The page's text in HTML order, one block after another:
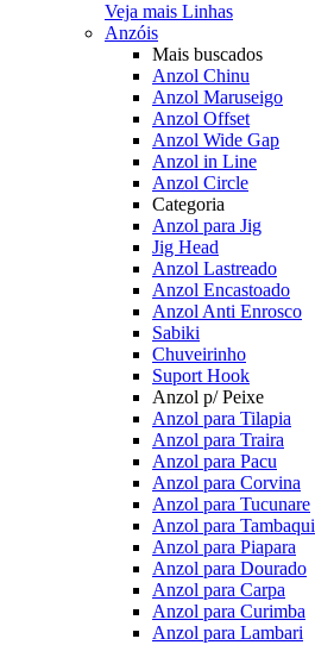
Veja mais Linhas
Anzóis
Mais buscados
Anzol Chinu
Anzol Maruseigo
Anzol Offset
Anzol Wide Gap
Anzol in Line
Anzol Circle
Categoria
Anzol para Jig
Jig Head
Anzol Lastreado
Anzol Encastoado
Anzol Anti Enrosco
Sabiki
Chuveirinho
Suport Hook
Anzol p/ Peixe
Anzol para Tilapia
Anzol para Traira
Anzol para Pacu
Anzol para Corvina
Anzol para Tucunare
Anzol para Tambaqui
Anzol para Piapara
Anzol para Dourado
Anzol para Carpa
Anzol para Curimba
Anzol para Lambari